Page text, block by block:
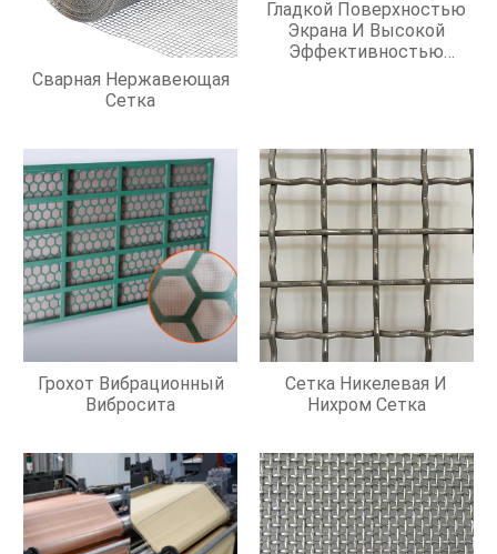
Сварная Нержавеющая
Сетка
Гладкой Поверхностью
Экрана И Высокой
Эффективностью
Грохот Вибрационный
Вибросита
Сетка Никелевая И
Нихром Сетка